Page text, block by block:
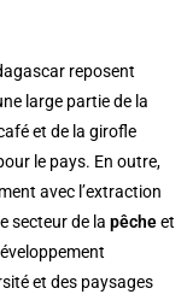
reposent
large partie de la
et de la girofle
le pays. En outre,
avec l’extraction
secteur de la pêcheet
et des paysages